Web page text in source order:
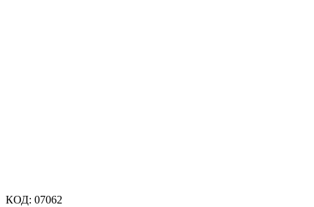
КОД: 07062